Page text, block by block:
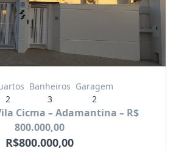
2
Banheiros
3
Garagem
2
Cicma – Adamantina – R$
800.000,00
R$800.000,00